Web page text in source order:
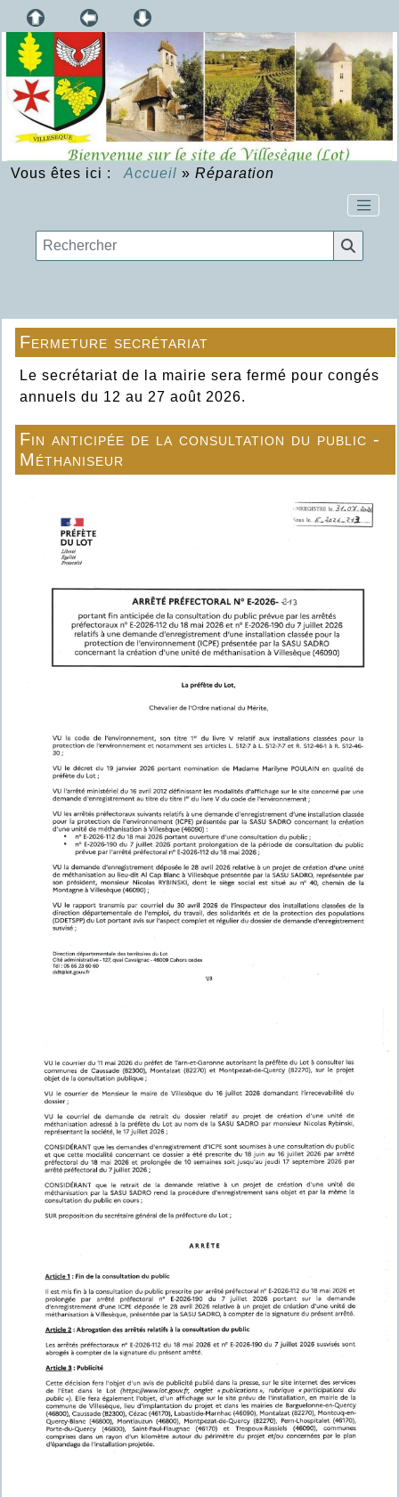
Vous êtes ici : Accueil » Réparation
Fermeture secrétariat
Le secrétariat de la mairie sera fermé pour congés
annuels du 12 au 27 août 2026.
Fin anticipée de la consultation du public -
Méthaniseur